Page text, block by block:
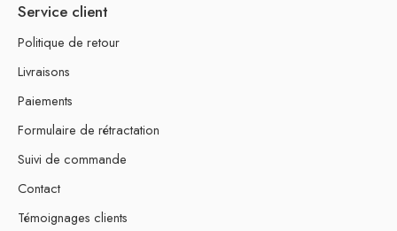
Service client
Politique de retour
Livraisons
Paiements
Formulaire de rétractation
Suivi de commande
Contact
Témoignages clients